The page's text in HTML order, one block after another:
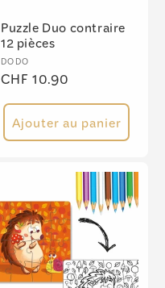
Puzzle Duo contraire
12 pièces
Fournisseur :
DODO
Prix
habituel
CHF 10.90
Ajouter au panier